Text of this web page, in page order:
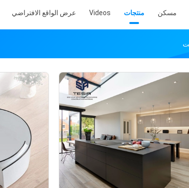
مسكن منتجات Videos عرض الواقع الافتراضي